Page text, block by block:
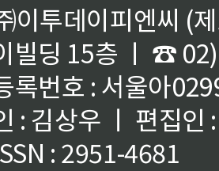
이투데이피엔씨 (
빌딩 15층 ㅣ ☎
록번호 : 서울아
: 김상우 ㅣ 편집인
: 2951-4681